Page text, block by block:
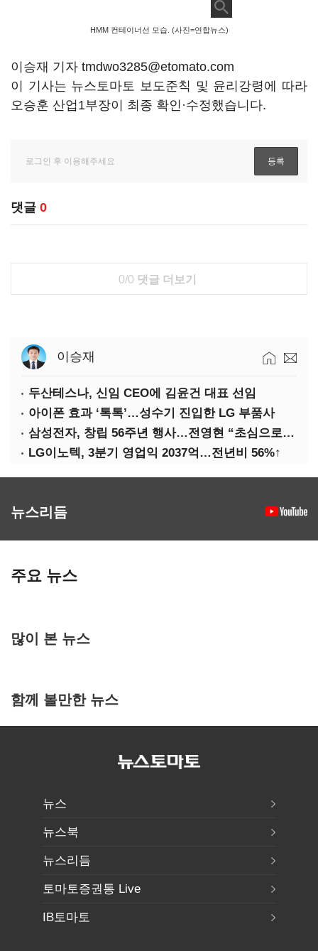
HMM 컨테이너선 모습. (사진=연합뉴스)
이승재 기자 tmdwo3285@etomato.com
이 기사는 뉴스토마토 보도준칙 및 윤리강령에 따라
오승훈 산업1부장이 최종 확인·수정했습니다.
댓글 0
0/0 댓글 더보기
이승재
두산테스나, 신임 CEO에 김윤건 대표 선임
아이폰 효과 ‘톡톡’…성수기 진입한 LG 부품사
삼성전자, 창립 56주년 행사…전영현 “초심으로 경쟁력 회복해야”
LG이노텍, 3분기 영업익 2037억…전년비 56%↑
뉴스리듬
주요 뉴스
많이 본 뉴스
함께 볼만한 뉴스
뉴스
뉴스북
뉴스리듬
토마토증권통 Live
IB토마토